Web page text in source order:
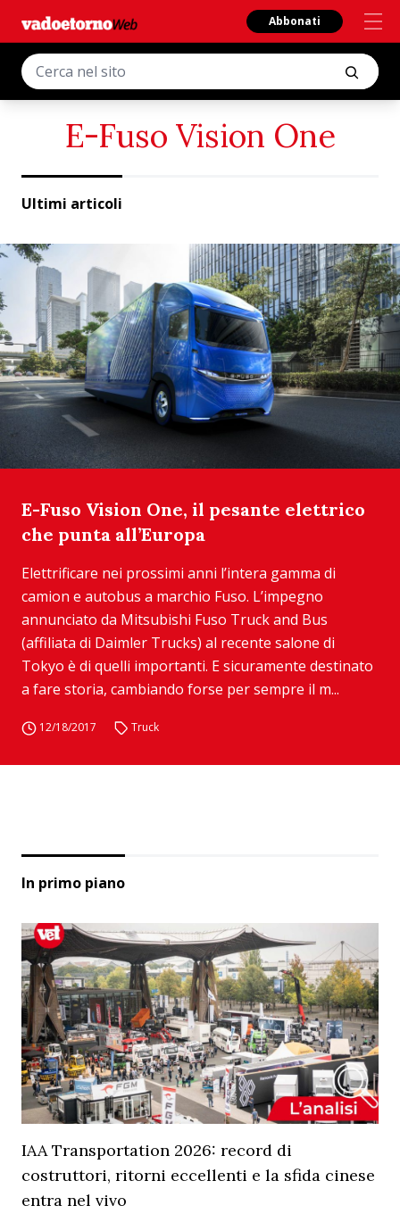
Abbonati
E-Fuso Vision One
Ultimi articoli
E-Fuso Vision One, il pesante elettrico
che punta all’Europa
Elettrificare nei prossimi anni l’intera gamma di
camion e autobus a marchio Fuso. L’impegno
annunciato da Mitsubishi Fuso Truck and Bus
(affiliata di Daimler Trucks) al recente salone di
Tokyo è di quelli importanti. E sicuramente destinato
a fare storia, cambiando forse per sempre il m...
12/18/2017 Truck
In primo piano
IAA Transportation 2026: record di
costruttori, ritorni eccellenti e la sfida cinese
entra nel vivo